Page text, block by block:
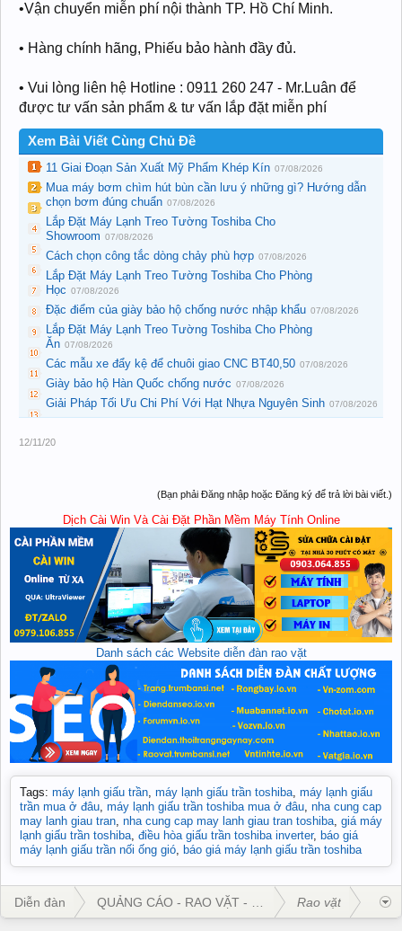
•Vận chuyển miễn phí nội thành TP. Hồ Chí Minh.
• Hàng chính hãng, Phiếu bảo hành đầy đủ.
• Vui lòng liên hệ Hotline : 0911 260 247 - Mr.Luân để
được tư vấn sản phẩm & tư vấn lắp đặt miễn phí
Xem Bài Viết Cùng Chủ Đề
11 Giai Đoạn Sản Xuất Mỹ Phẩm Khép Kín 07/08/2026
Mua máy bơm chìm hút bùn cần lưu ý những gì? Hướng dẫn
chọn bơm đúng chuẩn 07/08/2026
Lắp Đặt Máy Lạnh Treo Tường Toshiba Cho
Showroom 07/08/2026
Cách chọn công tắc dòng chảy phù hợp 07/08/2026
Lắp Đặt Máy Lạnh Treo Tường Toshiba Cho Phòng
Học 07/08/2026
Đặc điểm của giày bảo hộ chống nước nhập khẩu 07/08/2026
Lắp Đặt Máy Lạnh Treo Tường Toshiba Cho Phòng
Ăn 07/08/2026
Các mẫu xe đẩy kệ để chuôi giao CNC BT40,50 07/08/2026
Giày bảo hộ Hàn Quốc chống nước 07/08/2026
Giải Pháp Tối Ưu Chi Phí Với Hạt Nhựa Nguyên Sinh 07/08/2026
12/11/20
(Bạn phải Đăng nhập hoặc Đăng ký để trả lời bài viết.)
Dịch Cài Win Và Cài Đặt Phần Mềm Máy Tính Online
Danh sách các Website diễn đàn rao vặt
Tags: máy lạnh giấu trần máy lạnh giấu trần toshiba máy lạnh giấu
trần mua ở đâu máy lạnh giấu trần toshiba mua ở đâu nha cung cap
may lanh giau tran nha cung cap may lanh giau tran toshiba giá máy
lạnh giấu trần toshiba điều hòa giấu trần toshiba inverter, báo giá
máy lạnh giấu trần nối ống gió
báo giá máy lạnh giấu trần toshiba
Diễn đàn QUẢNG CÁO - RAO VẶT - KINH DOANH
Rao vặt